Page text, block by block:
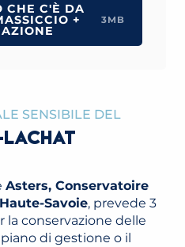
CHE C'È DA
+ 3MB
SENSIBILE DEL
Asters, Conservatoire
Savoie, prevede 3
conservazione delle
di gestione o il